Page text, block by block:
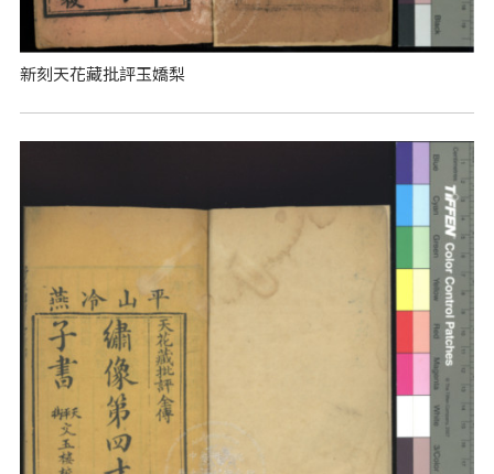
新刻天花藏批評玉嬌梨